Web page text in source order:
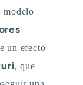
modelo
un efecto
, que